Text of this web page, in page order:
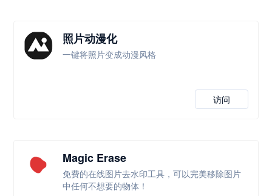
照片动漫化
一键将照片变成动漫风格
访问
Magic Erase
免费的在线图片去水印工具，可以完美移除图片
中任何不想要的物体！